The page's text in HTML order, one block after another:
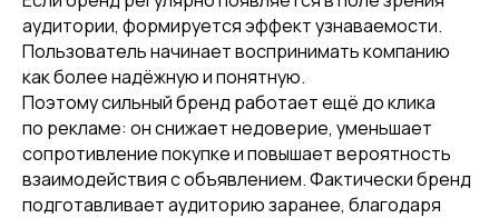
аудитории, формируется эффект узнаваемости.
Пользователь начинает воспринимать компанию
как более надёжную и понятную.
Поэтому сильный бренд работает ещё до клика
по рекламе: он снижает недоверие, уменьшает
сопротивление покупке и повышает вероятность
взаимодействия с объявлением. Фактически бренд
подготавливает аудиторию заранее, благодаря